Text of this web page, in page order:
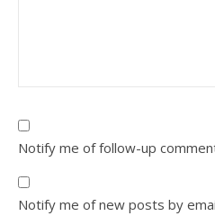
Notify me of follow-up
Notify me of new posts by